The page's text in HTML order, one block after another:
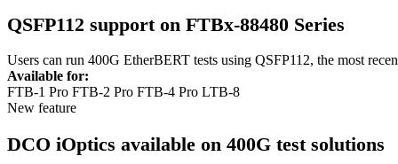
QSFP112 support on FTBx-88480 Series
Users can run 400G EtherBERT tests using QSFP112, the most
Available for:
FTB-1 Pro FTB-2 Pro FTB-4 Pro LTB-8
New feature
DCO iOptics available on 400G test solutions